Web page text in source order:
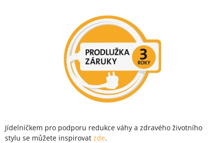
Jídelníčkem pro podporu redukce váhy a zdravého životního
stylu se můžete inspirovat zde.